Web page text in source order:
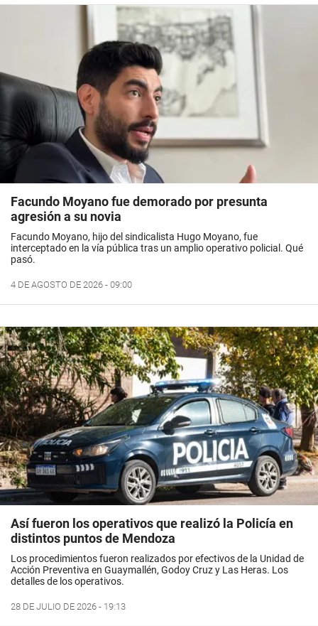
Facundo Moyano fue demorado por presunta
agresión a su novia
Facundo Moyano, hijo del sindicalista Hugo Moyano, fue
interceptado en la vía pública tras un amplio operativo policial. Qué
pasó.
4 DE AGOSTO DE 2026 - 09:00
Así fueron los operativos que realizó la Policía en
distintos puntos de Mendoza
Los procedimientos fueron realizados por efectivos de la Unidad de
Acción Preventiva en Guaymallén, Godoy Cruz y Las Heras. Los
detalles de los operativos.
28 DE JULIO DE 2026 - 19:13